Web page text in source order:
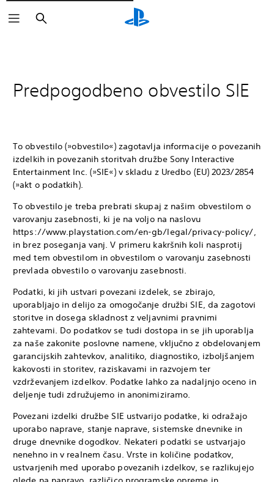
Išči
Predpogodbeno obvestilo SIE
To obvestilo (»obvestilo«) zagotavlja informacije o povezanih
izdelkih in povezanih storitvah družbe Sony Interactive
Entertainment Inc. (»SIE«) v skladu z Uredbo (EU) 2023/2854
(»akt o podatkih).
To obvestilo je treba prebrati skupaj z našim obvestilom o
varovanju zasebnosti, ki je na voljo na naslovu
https://www.playstation.com/en-gb/legal/privacy-policy/,
in brez poseganja vanj. V primeru kakršnih koli nasprotij
med tem obvestilom in obvestilom o varovanju zasebnosti
prevlada obvestilo o varovanju zasebnosti.
Podatki, ki jih ustvari povezani izdelek, se zbirajo,
uporabljajo in delijo za omogočanje družbi SIE, da zagotovi
storitve in dosega skladnost z veljavnimi pravnimi
zahtevami. Do podatkov se tudi dostopa in se jih uporablja
za naše zakonite poslovne namene, vključno z obdelovanjem
garancijskih zahtevkov, analitiko, diagnostiko, izboljšanjem
kakovosti in storitev, raziskavami in razvojem ter
vzdrževanjem izdelkov. Podatke lahko za nadaljnjo oceno in
deljenje tudi združujemo in anonimiziramo.
Povezani izdelki družbe SIE ustvarijo podatke, ki odražajo
uporabo naprave, stanje naprave, sistemske dnevnike in
druge dnevnike dogodkov. Nekateri podatki se ustvarjajo
nenehno in v realnem času. Vrste in količine podatkov,
ustvarjenih med uporabo povezanih izdelkov, se razlikujejo